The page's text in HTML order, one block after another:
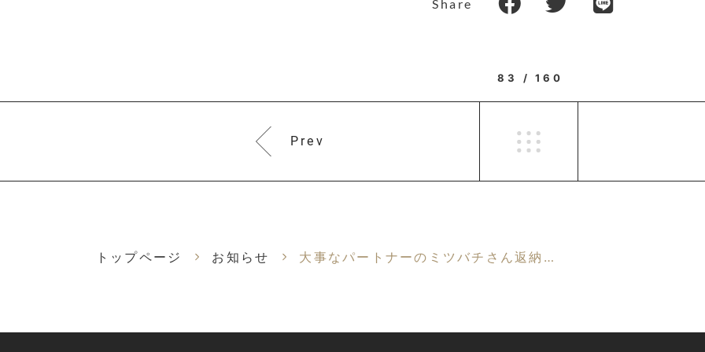
Share
83 / 160
Prev
トップページ お知らせ 大事なパートナーのミツバチさん返納です。